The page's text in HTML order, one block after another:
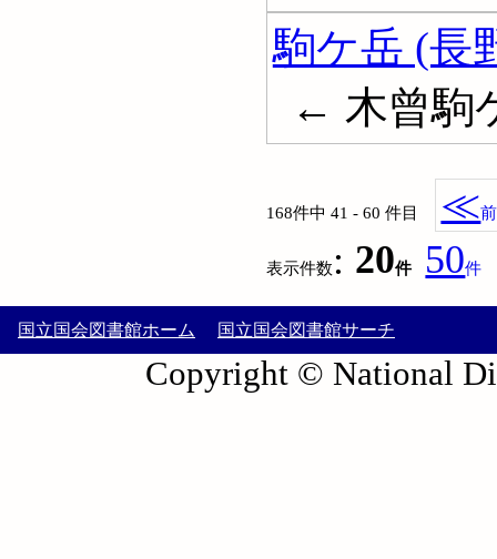
駒ケ岳 (長
← 木曾駒
168件中 41 - 60 件目 ≪前
表示件数 : 20件 50件
国立国会図書館ホーム 国立国会図書館サーチ
Copyright © National